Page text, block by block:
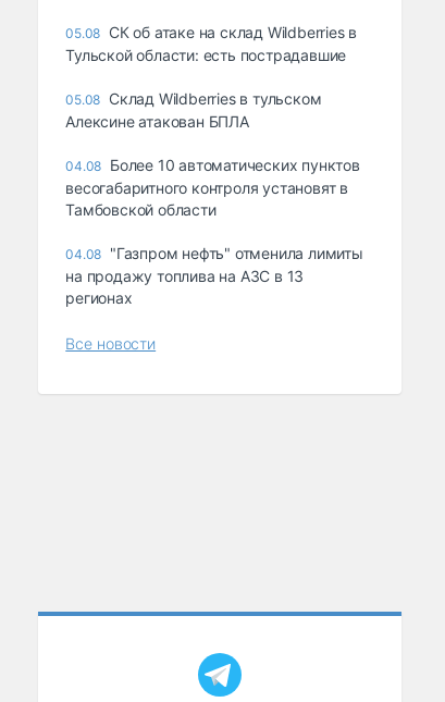
05.08 СК об атаке на склад Wildberries в
Тульской области: есть пострадавшие
05.08 Склад Wildberries в тульском
Алексине атакован БПЛА
04.08 Более 10 автоматических пунктов
весогабаритного контроля установят в
Тамбовской области
04.08 "Газпром нефть" отменила лимиты
на продажу топлива на АЗС в 13
регионах
Все новости